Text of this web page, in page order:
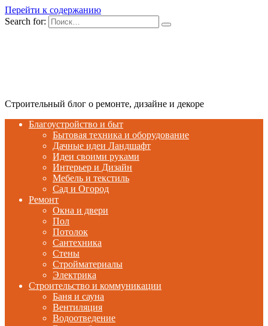
Перейти к содержанию
Search for:
Строительный блог о ремонте, дизайне и декоре
Благоустройство и быт
Бытовая техника и оборудование
Дачные идеи Ландшафт
Идеи своими руками
Интерьер и Дизайн
Мебель и текстиль
Сад и Огород
Ремонт
Окна и двери
Пол
Потолок
Сантехника
Стены
Стройматериалы
Электрика
Строительство и коммуникации
Баня и сауна
Вентиляция
Водоотведение